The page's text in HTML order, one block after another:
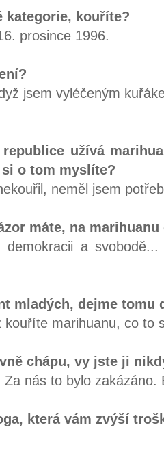
kategorie, kouříte?
prosince 1996.
jsem vyléčeným
republice užívá
o tom myslíte?
neměl jsem
máte, na marihuanu
a
mladých, dejme tomu
kouříte marihuanu, co to
chápu, vy jste ji
nás to bylo zakázáno.
která vám zvýší